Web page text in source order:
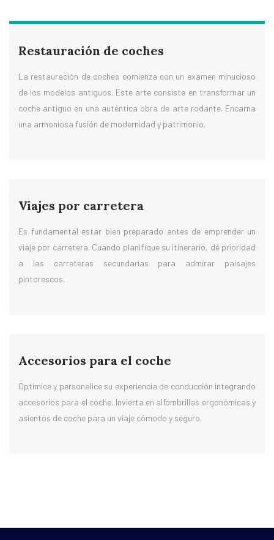
Restauración de coches
La restauración de coches comienza con un examen minucioso
de los modelos antiguos. Este arte consiste en transformar un
coche antiguo en una auténtica obra de arte rodante. Encarna
una armoniosa fusión de modernidad y patrimonio.
Viajes por carretera
Es fundamental estar bien preparado antes de emprender un
viaje por carretera. Cuando planifique su itinerario, dé prioridad
a las carreteras secundarias para admirar paisajes
pintorescos.
Accesorios para el coche
Optimice y personalice su experiencia de conducción integrando
accesorios para el coche. Invierta en alfombrillas ergonómicas y
asientos de coche para un viaje cómodo y seguro.